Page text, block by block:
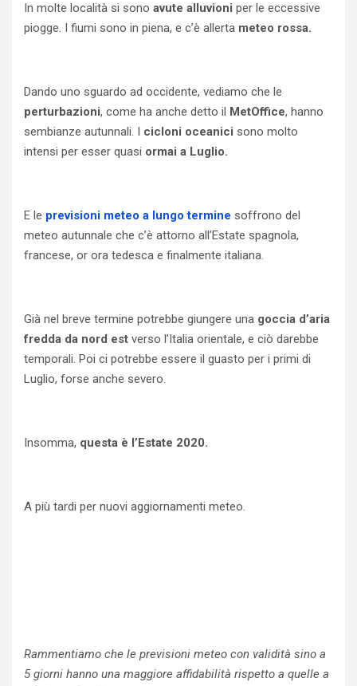
In molte località si sono avute alluvioni per le eccessive
piogge. I fiumi sono in piena, e c’è allerta meteo rossa.
Dando uno sguardo ad occidente, vediamo che le
perturbazioni, come ha anche detto il MetOffice, hanno
sembianze autunnali. I cicloni oceanici sono molto
intensi per esser quasi ormai a Luglio.
E le previsioni meteo a lungo termine soffrono del
meteo autunnale che c’è attorno all’Estate spagnola,
francese, or ora tedesca e finalmente italiana.
Già nel breve termine potrebbe giungere una goccia d’aria
fredda da nord est verso l’Italia orientale, e ciò darebbe
temporali. Poi ci potrebbe essere il guasto per i primi di
Luglio, forse anche severo.
Insomma, questa è l’Estate 2020.
A più tardi per nuovi aggiornamenti meteo.
Rammentiamo che le previsioni meteo con validità sino a
5 giorni hanno una maggiore affidabilità rispetto a quelle a